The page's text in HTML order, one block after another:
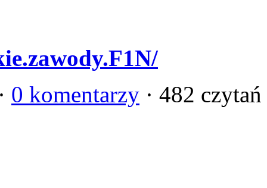
0 komentarzy · 482 czytań